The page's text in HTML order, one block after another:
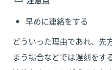
早めに連絡をする
どういった理由であれ、先
まう場合などでは遅刻をす